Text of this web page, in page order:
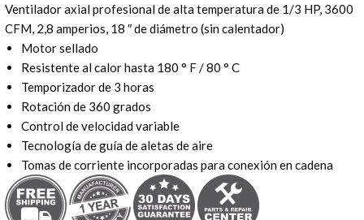
Ventilador axial profesional de alta temperatura de 1/3 HP, 3600
CFM, 2,8 amperios, 18 ″ de diámetro (sin calentador)
Motor sellado
Resistente al calor hasta 180 ° F / 80 ° C
Temporizador de 3 horas
Rotación de 360 ​​grados
Control de velocidad variable
Tecnología de guía de aletas de aire
Tomas de corriente incorporadas para conexión en cadena